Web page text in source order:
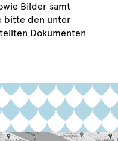
Bilder samt
bitte den unter
Dokumenten